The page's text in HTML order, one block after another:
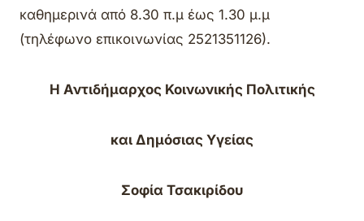
καθημερινά από 8.30 π.μ έως 1.30 μ.μ
(τηλέφωνο επικοινωνίας 2521351126).
Η Αντιδήμαρχος Κοινωνικής Πολιτικής
και Δημόσιας Υγείας
Σοφία Τσακιρίδου